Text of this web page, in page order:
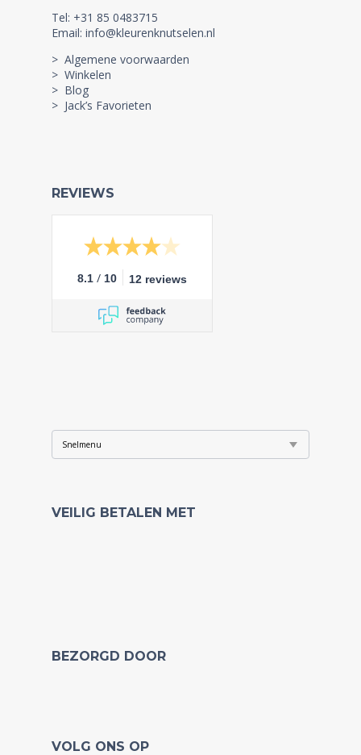
Tel: +31 85 0483715
Email: info@kleurenknutselen.nl
> Algemene voorwaarden
> Winkelen
> Blog
> Jack’s Favorieten
REVIEWS
8.1 / 10 12 reviews
VEILIG BETALEN MET
BEZORGD DOOR
VOLG ONS OP